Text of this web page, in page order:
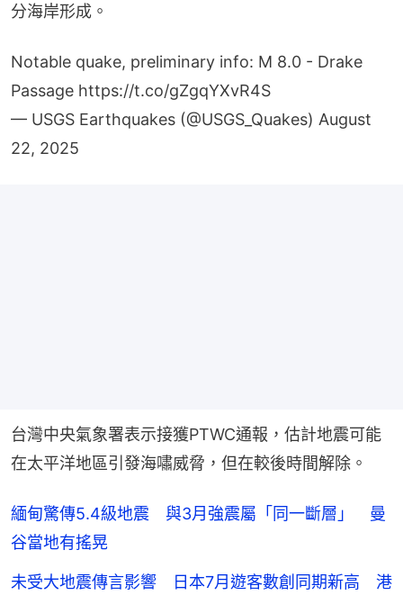
分海岸形成。
Notable quake, preliminary info: M 8.0 - Drake
Passage https://t.co/gZgqYXvR4S
— USGS Earthquakes (@USGS_Quakes) August
22, 2025
台灣中央氣象署表示接獲PTWC通報，估計地震可能
在太平洋地區引發海嘯威脅，但在較後時間解除。
緬甸驚傳5.4級地震 與3月強震屬「同一斷層」 曼
谷當地有搖晃
未受大地震傳言影響 日本7月遊客數創同期新高 港